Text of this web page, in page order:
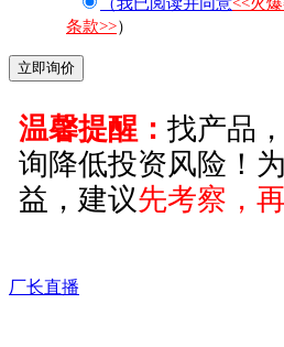
条款>>）
温馨提醒： 找产品
询降低投资风险！
益，建议先考察，
厂长直播